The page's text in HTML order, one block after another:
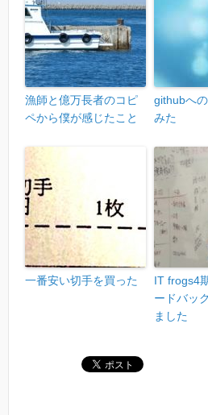
漁師と億万長者のコピ
ペから僕が感じたこと
githubへ
みた
一番安い切手を買った
IT frogs4
ードバッ
ました